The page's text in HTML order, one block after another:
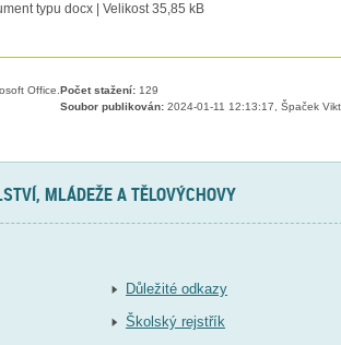
typu docx | Velikost 35,85 kB
Office. Počet stažení:129
Soubor publikován:2024-01-11 12:13:17, Špaček
MLÁDEŽE A TĚLOVÝCHOVY
Důležité odkazy
Školský rejstřík